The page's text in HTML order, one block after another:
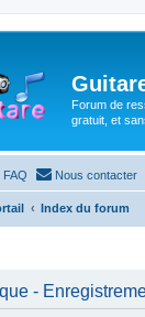
Forum de
gratuit, et
FAQ Nous contacter
Index du forum
-